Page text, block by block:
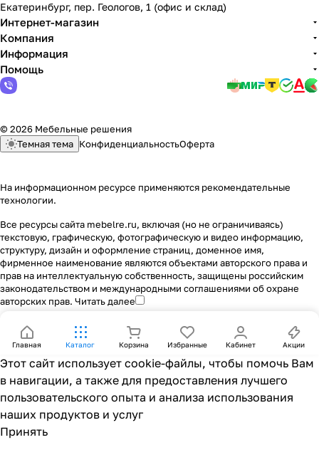
Екатеринбург, пер. Геологов, 1 (офис и склад)
Интернет-магазин
Компания
Информация
Помощь
© 2026 Мебельные решения
Темная тема КонфиденциальностьОферта
На информационном ресурсе применяются рекомендательные
технологии.
Все ресурсы сайта mebelre.ru, включая (но не ограничиваясь)
текстовую, графическую, фотографическую и видео информацию,
структуру, дизайн и оформление страниц, доменное имя,
фирменное наименование являются объектами авторского права и
прав на интеллектуальную собственность, защищены российским
законодательством и международными соглашениями об охране
авторских прав. Читать далее
Главная Каталог Корзина Избранные Кабинет Акции
Этот сайт использует cookie-файлы, чтобы помочь Вам
в навигации, а также для предоставления лучшего
пользовательского опыта и анализа использования
наших продуктов и услуг
Принять